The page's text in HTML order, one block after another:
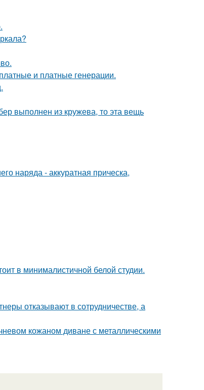
и платные генерации.
выполнен из кружева, то эта вещь
наряда - аккуратная прическа,
в минималистичной белой студии.
отказывают в сотрудничестве, а
кожаном диване с металлическими